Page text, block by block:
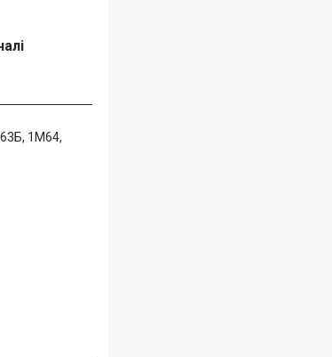
1М64,